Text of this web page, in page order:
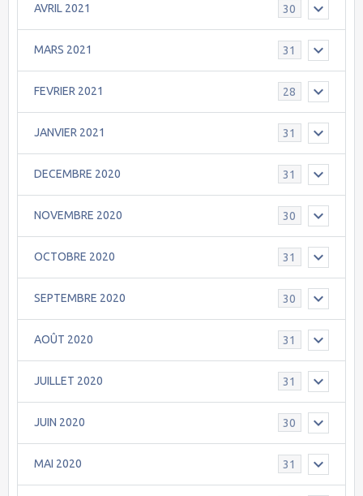
AVRIL 2021 30
MARS 2021 31
FEVRIER 2021 28
JANVIER 2021 31
DECEMBRE 2020 31
NOVEMBRE 2020 30
OCTOBRE 2020 31
SEPTEMBRE 2020 30
AOÛT 2020 31
JUILLET 2020 31
JUIN 2020 30
MAI 2020 31